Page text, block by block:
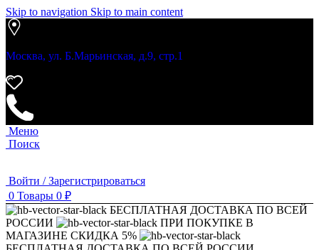
Skip to navigation Skip to main content
Москва, ул. Б.Марьинская, д.9, стр.1
Меню
Поиск
Войти / Зарегистрироваться
0 Товары 0 ₽
БЕСПЛАТНАЯ ДОСТАВКА ПО ВСЕЙ
РОССИИ
ПРИ ПОКУПКЕ В
МАГАЗИНЕ СКИДКА 5%